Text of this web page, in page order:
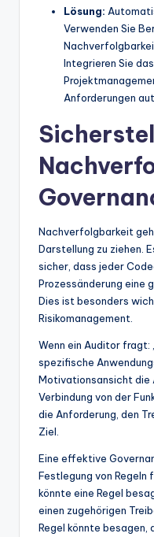
Lösung:
Verwenden Sie
Integrieren Sie
Anforderungen
Nachverfolgbarkeit
Darstellung zu ziehen.
sicher, dass jeder
Prozessänderung eine
Dies ist besonders
Risikomanagement.
Wenn ein Auditor fragt:
spezifische
Motivationsansicht die
Verbindung von der
die Anforderung, den
Ziel.
Eine effektive
Festlegung von Regeln
könnte eine Regel
einen zugehörigen
Regel könnte besagen,